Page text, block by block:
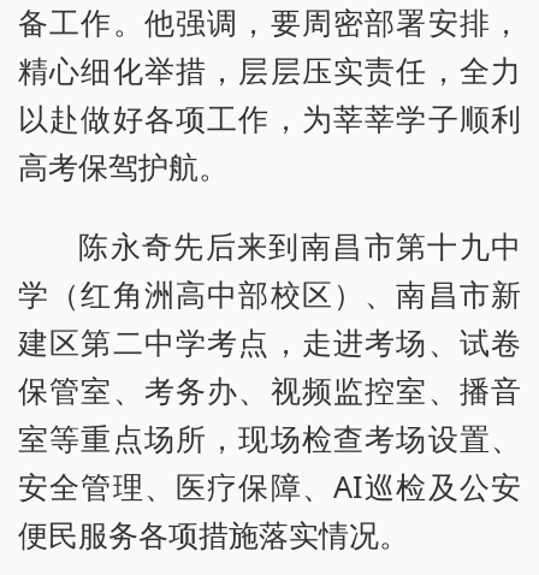
备工作。他强调，要周密部署安排，
精心细化举措，层层压实责任，全力
以赴做好各项工作，为莘莘学子顺利
高考保驾护航。
陈永奇先后来到南昌市第十九中
学（红角洲高中部校区）、南昌市新
建区第二中学考点，走进考场、试卷
保管室、考务办、视频监控室、播音
室等重点场所，现场检查考场设置、
安全管理、医疗保障、AI巡检及公安
便民服务各项措施落实情况。